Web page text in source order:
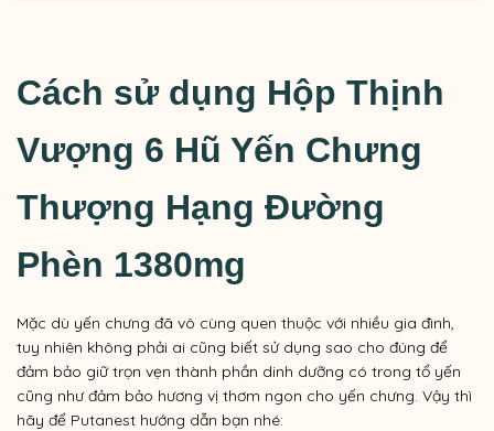
Cách sử dụng Hộp Thịnh
Vượng 6 Hũ Yến Chưng
Thượng Hạng Đường
Phèn 1380mg
Mặc dù yến chưng đã vô cùng quen thuộc với nhiều gia đình,
tuy nhiên không phải ai cũng biết sử dụng sao cho đúng để
đảm bảo giữ trọn vẹn thành phần dinh dưỡng có trong tổ yến
cũng như đảm bảo hương vị thơm ngon cho yến chưng. Vậy thì
hãy để Putanest hướng dẫn bạn nhé: